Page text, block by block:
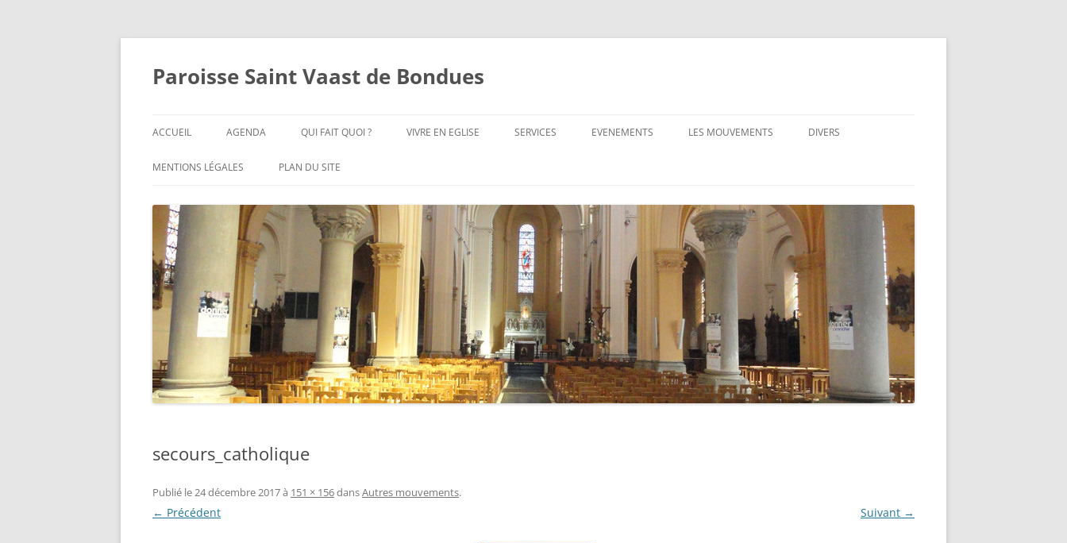
Aller
Paroisse Saint Vaast de Bondues
ACCUEIL
BIENVENUE
HISTORIQUE CURÉS
AGENDA
ITINÉRAIRE
QUI FAIT QUOI ?
QUI SONT-ILS ?
CONTACT
FICHIER D’ADRESSES
VIVRE EN EGLISE
MARIAGE PRÉPARATION AU MARIAGE
MARIAGE CIVIL ET MARIAGE
CATHOLIQUE
SÉPARÉ(E), DIVORCÉ(E), REMARIÉ(E)
DIACRE ET DIACONAT
SACREMENT DE RÉCONCILIATION
SACREMENT DES MALADES
ANIMATION LITURGIQUE
CATECHISME
AUMÔNERIE DE L’ENSEIGNEMENT
PUBLIC DE MOUVAUX-BONDUES
CATÉCHUMÉNAT
CHORALE » MAGNIFICAT «
SERVICES
EQUIPE ACCUEIL
FINANCE
SERVICES TECHNIQUES
APPEL_AUX_BÉNÉVOLES
EVENEMENTS LES MOUVEMENTS
A.C.I.
CHEMIN NEUF
COMMUNAUTÉ DE VIE
CHRÉTIENNE
EQUIPES NOTRE-DAME
FRATERNITES
DIVERS
ECOLE
SITES À VISITER
DOCUMENTS À TÉLÉCHARGER
FEUILLE DE MESSE
MENTIONS LÉGALES PLAN DU SITE
secours_catholique
Publié le24 décembre 2017à 151 × 156dansAutres mouvements.
← Précédent Suivant →